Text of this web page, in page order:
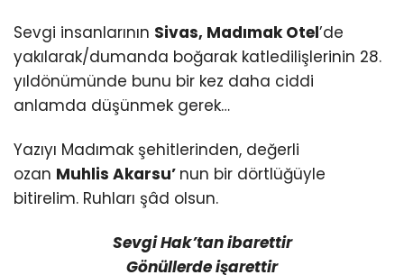
Sevgi insanlarının Sivas, Madımak Otel’de
yakılarak/dumanda boğarak katledilişlerinin 28.
yıldönümünde bunu bir kez daha ciddi
anlamda düşünmek gerek…
Yazıyı Madımak şehitlerinden, değerli
ozan Muhlis Akarsu’ nun bir dörtlüğüyle
bitirelim. Ruhları şâd olsun.
Sevgi Hak’tan ibarettir
Gönüllerde işarettir